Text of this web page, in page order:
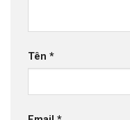
Tên *